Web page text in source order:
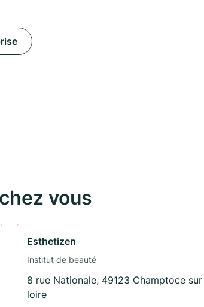
vous
Esthetizen
Institut de beauté
8 rue Nationale, 49123 Champtoce sur
loire